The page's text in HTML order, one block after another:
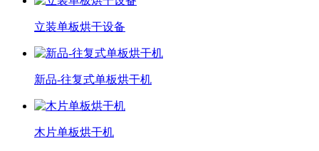
立装单板烘干设备
新品-往复式单板烘干机
木片单板烘干机